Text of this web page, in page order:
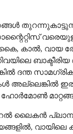
കൈ, കാൽ,
ദന്ത
അല്ലെങ്കിൽ
ഓറൽ ലൈകൻ
വായിലെ